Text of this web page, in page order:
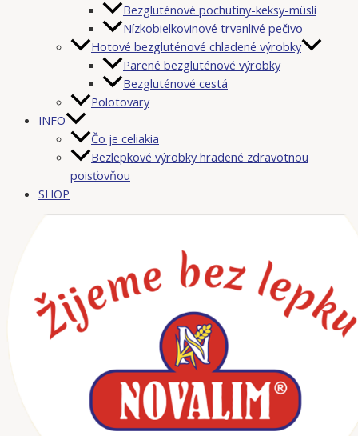
Bezgluténové pochutiny-keksy-müsli
Nízkobielkovinové trvanlivé pečivo
Hotové bezgluténové chladené výrobky
Parené bezgluténové výrobky
Bezgluténové cestá
Polotovary
INFO
Čo je celiakia
Bezlepkové výrobky hradené zdravotnou
poisťovňou
SHOP